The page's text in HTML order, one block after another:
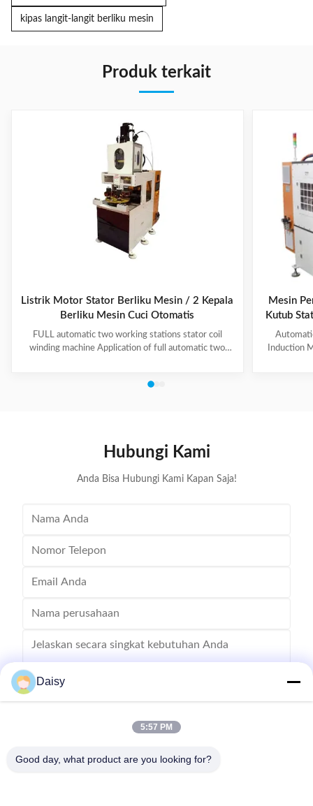
kipas langit-langit berliku mesin
Produk terkait
Listrik Motor Stator Berliku Mesin / 2 Kepala
Berliku Mesin Cuci Otomatis
FULL automatic two working stations stator coil
winding machine Application of full automatic two
poles, 4 poles and 6poles coils winding. 1. Main
Winding speed ≤2500RPM Max stator OD 160mm
Mesin
Kutub
Induction
Hubungi Kami
Anda Bisa Hubungi Kami Kapan Saja!
Mengirim
Daisy
5:57 PM
Good day, what product are you looking for?